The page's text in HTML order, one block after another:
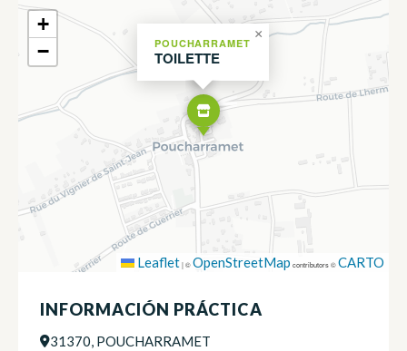
POUCHARRAMET
TOILETTE
×
+
−
Leaflet|©OpenStreetMap contributors ©CARTO
INFORMACIÓN PRÁCTICA
31370, POUCHARRAMET